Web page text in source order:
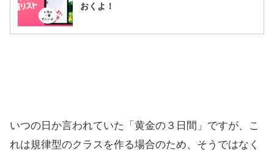
おくよ！
いつの日か言われていた「黄金の３日間」ですが、こ
れは規律型のクラスを作る場合のため、そうではなく